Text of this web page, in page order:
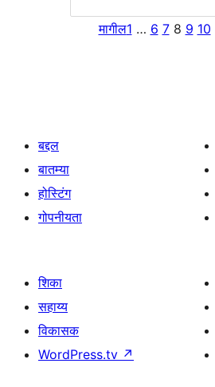
मागील1 … 6 7 8 9 10
बद्दल
बातम्या
होस्टिंग
गोपनीयता
शिका
सहाय्य
विकासक
WordPress.tv ↗